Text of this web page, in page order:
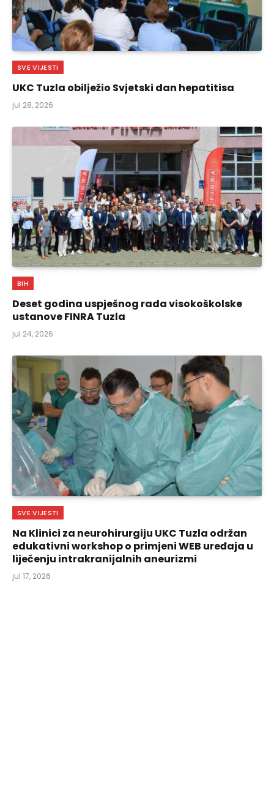
SVE VIJESTI
UKC Tuzla obilježio Svjetski dan hepatitisa
jul 28, 2026
BIH
Deset godina uspješnog rada visokoškolske
ustanove FINRA Tuzla
jul 24, 2026
SVE VIJESTI
Na Klinici za neurohirurgiju UKC Tuzla održan
edukativni workshop o primjeni WEB uređaja u
liječenju intrakranijalnih aneurizmi
jul 17, 2026